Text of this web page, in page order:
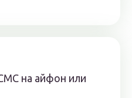
на айфон или